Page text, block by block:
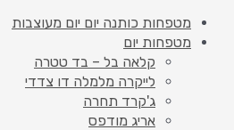
מטפחות כותנה יום יום מעוצבות
מטפחות יום
קלאה בל – בד טטרה
לייקרה מלמלה דו צדדי
ג'קרד תחרה
אריג מודפס